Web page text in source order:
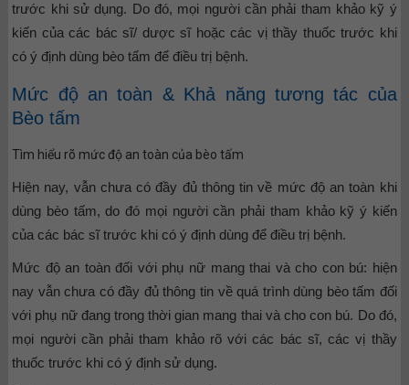
trước khi sử dụng. Do đó, mọi người cần phải tham khảo kỹ ý
kiến của các bác sĩ/ dược sĩ hoặc các vị thầy thuốc trước khi
có ý định dùng bèo tấm để điều trị bệnh.
Mức độ an toàn & Khả năng tương tác của
Bèo tấm
Tìm hiểu rõ mức độ an toàn của bèo tấm
Hiện nay, vẫn chưa có đầy đủ thông tin về mức độ an toàn khi
dùng bèo tấm, do đó mọi người cần phải tham khảo kỹ ý kiến
của các bác sĩ trước khi có ý định dùng để điều trị bệnh.
Mức độ an toàn đối với phụ nữ mang thai và cho con bú: hiện
nay vẫn chưa có đầy đủ thông tin về quá trình dùng bèo tấm đối
với phụ nữ đang trong thời gian mang thai và cho con bú. Do đó,
mọi người cần phải tham khảo rõ với các bác sĩ, các vị thầy
thuốc trước khi có ý định sử dụng.